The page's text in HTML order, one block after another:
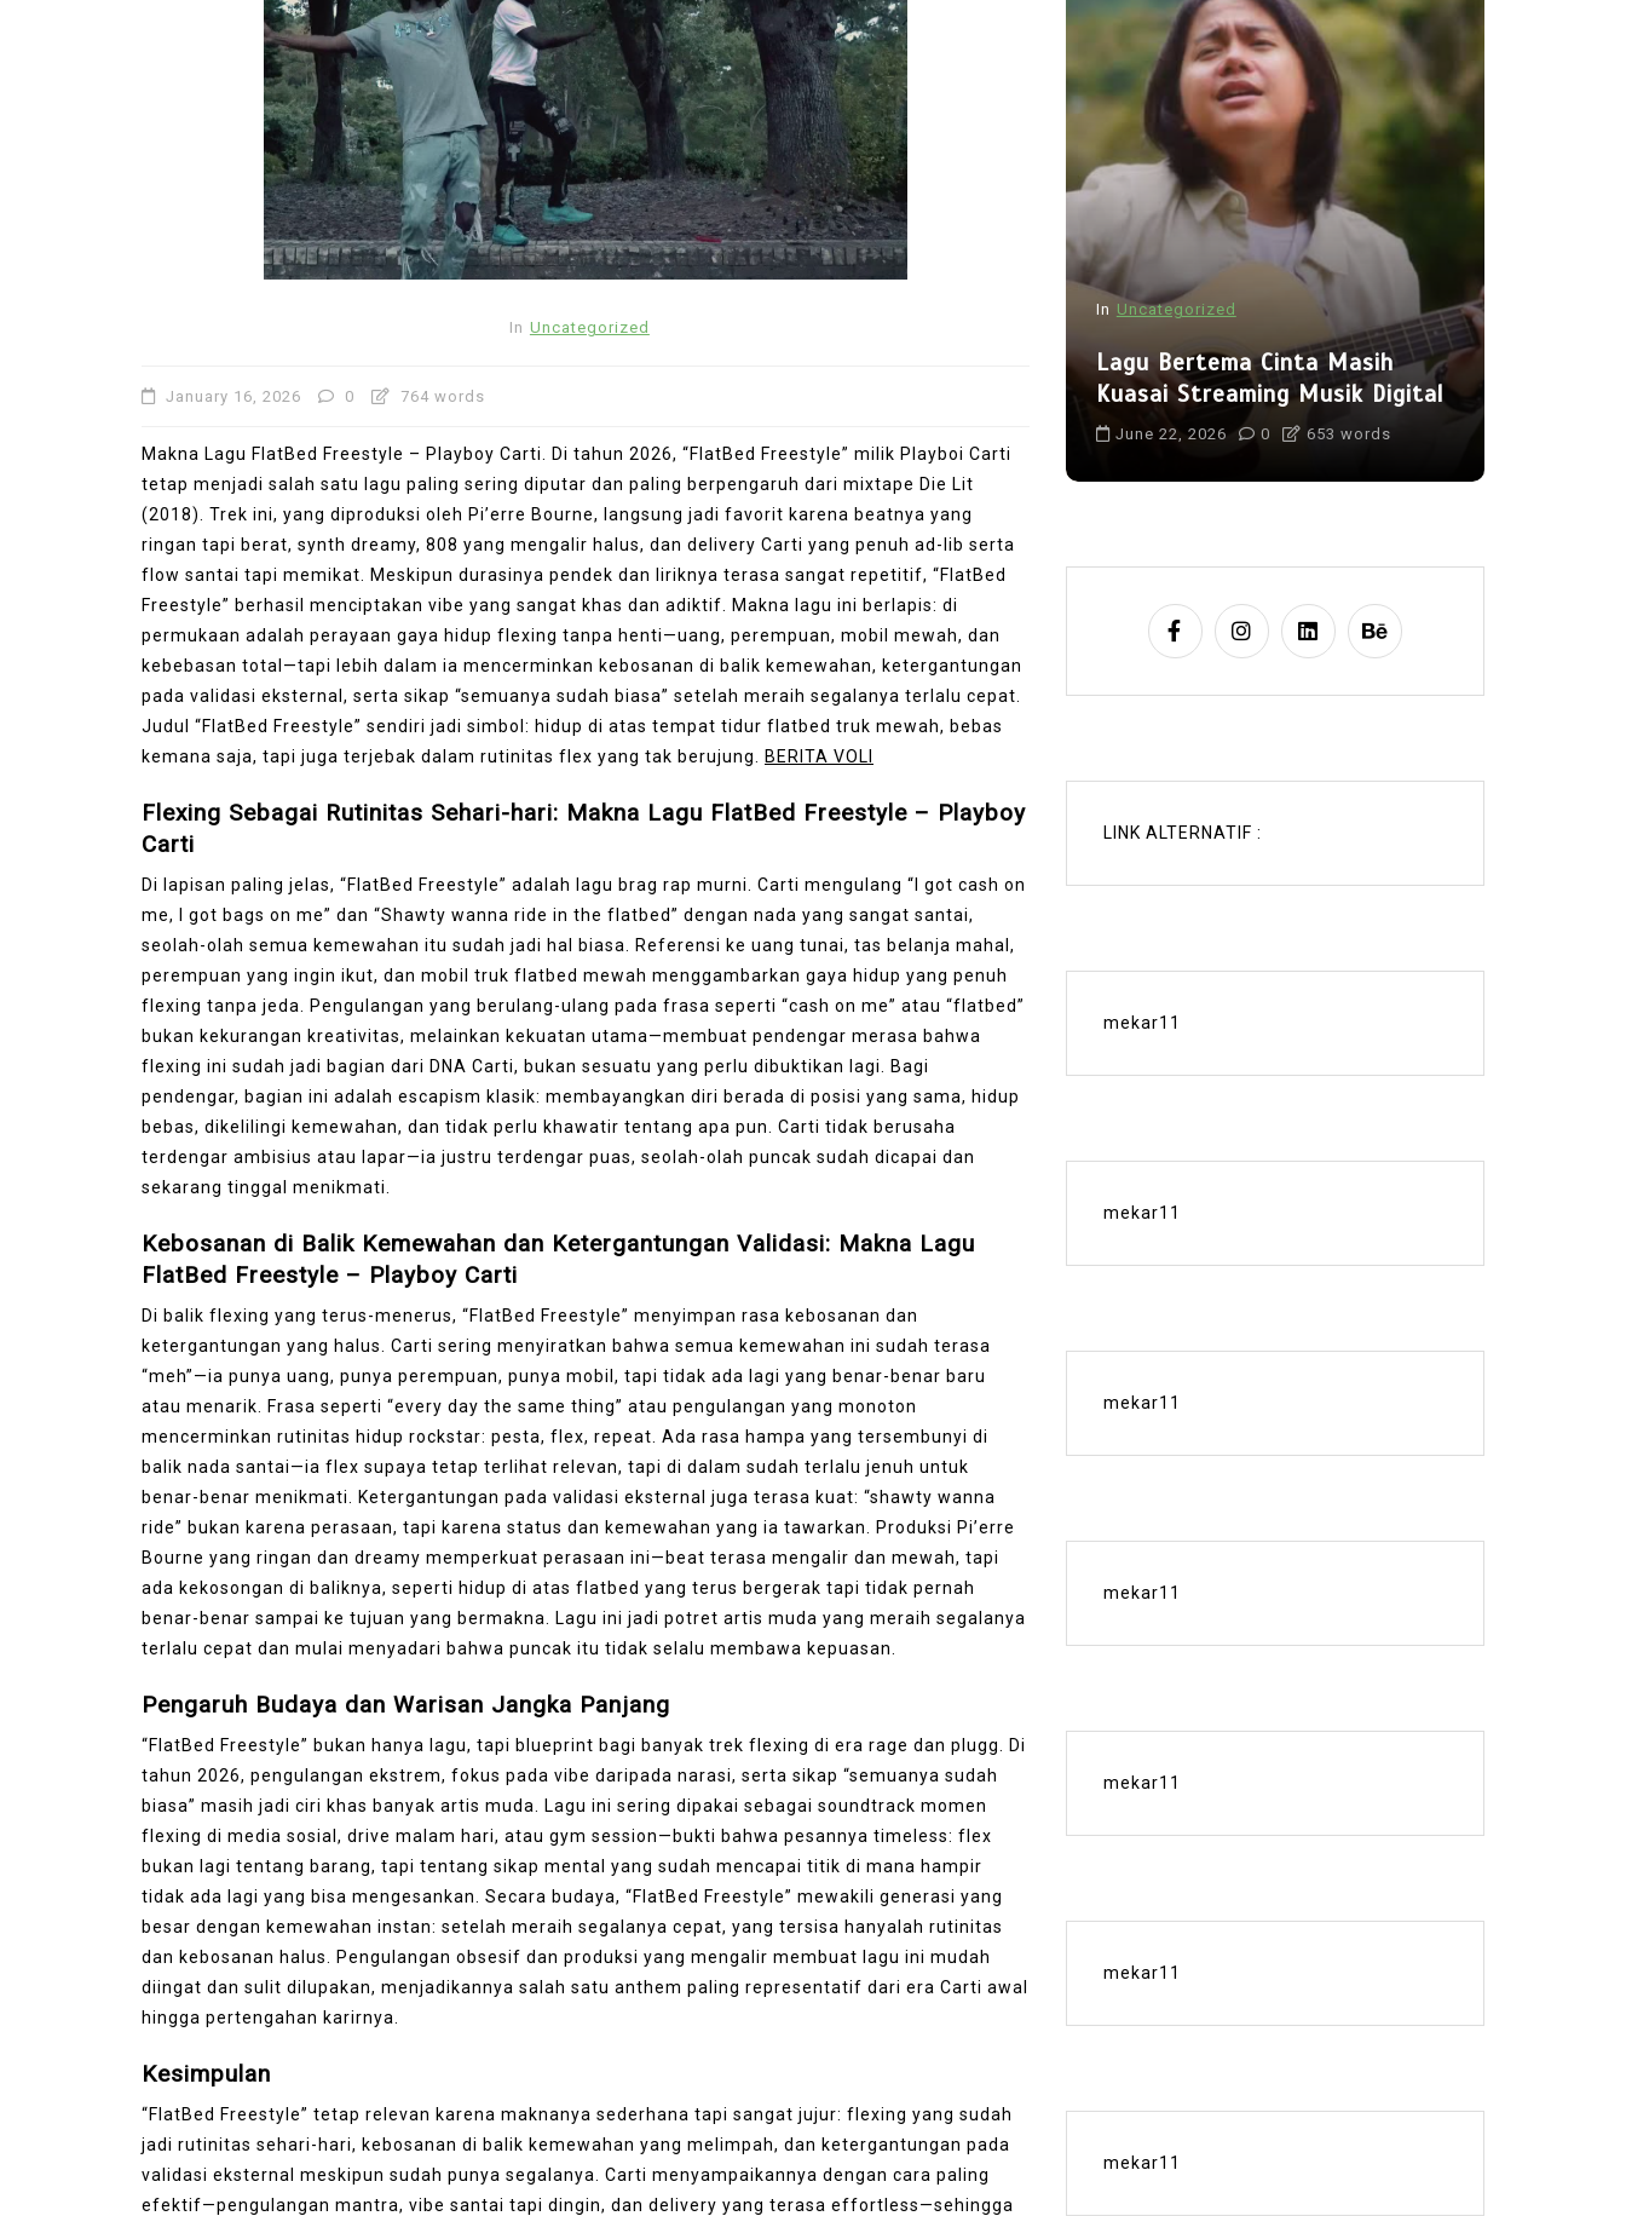
In Uncategorized
January 16, 2026 0 764 words
Makna Lagu FlatBed Freestyle – Playboy Carti. Di tahun 2026, “FlatBed Freestyle” milik Playboi Carti
tetap menjadi salah satu lagu paling sering diputar dan paling berpengaruh dari mixtape Die Lit
(2018). Trek ini, yang diproduksi oleh Pi’erre Bourne, langsung jadi favorit karena beatnya yang
ringan tapi berat, synth dreamy, 808 yang mengalir halus, dan delivery Carti yang penuh ad-lib serta
flow santai tapi memikat. Meskipun durasinya pendek dan liriknya terasa sangat repetitif, “FlatBed
Freestyle” berhasil menciptakan vibe yang sangat khas dan adiktif. Makna lagu ini berlapis: di
permukaan adalah perayaan gaya hidup flexing tanpa henti—uang, perempuan, mobil mewah, dan
kebebasan total—tapi lebih dalam ia mencerminkan kebosanan di balik kemewahan, ketergantungan
pada validasi eksternal, serta sikap “semuanya sudah biasa” setelah meraih segalanya terlalu cepat.
Judul “FlatBed Freestyle” sendiri jadi simbol: hidup di atas tempat tidur flatbed truk mewah, bebas
kemana saja, tapi juga terjebak dalam rutinitas flex yang tak berujung.
BERITA VOLI
Flexing Sebagai Rutinitas Sehari-hari: Makna Lagu FlatBed Freestyle – Playboy
Carti
Di lapisan paling jelas, “FlatBed Freestyle” adalah lagu brag rap murni. Carti mengulang “I got cash on
me, I got bags on me” dan “Shawty wanna ride in the flatbed” dengan nada yang sangat santai,
seolah-olah semua kemewahan itu sudah jadi hal biasa. Referensi ke uang tunai, tas belanja mahal,
perempuan yang ingin ikut, dan mobil truk flatbed mewah menggambarkan gaya hidup yang penuh
flexing tanpa jeda. Pengulangan yang berulang-ulang pada frasa seperti “cash on me” atau “flatbed”
bukan kekurangan kreativitas, melainkan kekuatan utama—membuat pendengar merasa bahwa
flexing ini sudah jadi bagian dari DNA Carti, bukan sesuatu yang perlu dibuktikan lagi. Bagi
pendengar, bagian ini adalah escapism klasik: membayangkan diri berada di posisi yang sama, hidup
bebas, dikelilingi kemewahan, dan tidak perlu khawatir tentang apa pun. Carti tidak berusaha
terdengar ambisius atau lapar—ia justru terdengar puas, seolah-olah puncak sudah dicapai dan
sekarang tinggal menikmati.
Kebosanan di Balik Kemewahan dan Ketergantungan Validasi: Makna Lagu
FlatBed Freestyle – Playboy Carti
Di balik flexing yang terus-menerus, “FlatBed Freestyle” menyimpan rasa kebosanan dan
ketergantungan yang halus. Carti sering menyiratkan bahwa semua kemewahan ini sudah terasa
“meh”—ia punya uang, punya perempuan, punya mobil, tapi tidak ada lagi yang benar-benar baru
atau menarik. Frasa seperti “every day the same thing” atau pengulangan yang monoton
mencerminkan rutinitas hidup rockstar: pesta, flex, repeat. Ada rasa hampa yang tersembunyi di
balik nada santai—ia flex supaya tetap terlihat relevan, tapi di dalam sudah terlalu jenuh untuk
benar-benar menikmati. Ketergantungan pada validasi eksternal juga terasa kuat: “shawty wanna
ride” bukan karena perasaan, tapi karena status dan kemewahan yang ia tawarkan. Produksi Pi’erre
Bourne yang ringan dan dreamy memperkuat perasaan ini—beat terasa mengalir dan mewah, tapi
ada kekosongan di baliknya, seperti hidup di atas flatbed yang terus bergerak tapi tidak pernah
benar-benar sampai ke tujuan yang bermakna. Lagu ini jadi potret artis muda yang meraih segalanya
terlalu cepat dan mulai menyadari bahwa puncak itu tidak selalu membawa kepuasan.
Pengaruh Budaya dan Warisan Jangka Panjang
“FlatBed Freestyle” bukan hanya lagu, tapi blueprint bagi banyak trek flexing di era rage dan plugg. Di
tahun 2026, pengulangan ekstrem, fokus pada vibe daripada narasi, serta sikap “semuanya sudah
biasa” masih jadi ciri khas banyak artis muda. Lagu ini sering dipakai sebagai soundtrack momen
flexing di media sosial, drive malam hari, atau gym session—bukti bahwa pesannya timeless: flex
bukan lagi tentang barang, tapi tentang sikap mental yang sudah mencapai titik di mana hampir
tidak ada lagi yang bisa mengesankan. Secara budaya, “FlatBed Freestyle” mewakili generasi yang
besar dengan kemewahan instan: setelah meraih segalanya cepat, yang tersisa hanyalah rutinitas
dan kebosanan halus. Pengulangan obsesif dan produksi yang mengalir membuat lagu ini mudah
diingat dan sulit dilupakan, menjadikannya salah satu anthem paling representatif dari era Carti awal
hingga pertengahan karirnya.
Kesimpulan
“FlatBed Freestyle” tetap relevan karena maknanya sederhana tapi sangat jujur: flexing yang sudah
jadi rutinitas sehari-hari, kebosanan di balik kemewahan yang melimpah, dan ketergantungan pada
validasi eksternal meskipun sudah punya segalanya. Carti menyampaikannya dengan cara paling
efektif—pengulangan mantra, vibe santai tapi dingin, dan delivery yang terasa effortless—sehingga
Kuasai Streaming Musik Digital
In Uncategorized
Lagu Bertema Cinta Masih
Kuasai Streaming Musik Digital
June 22, 2026 0 653 words
LINK ALTERNATIF :
mekar11
mekar11
mekar11
mekar11
mekar11
mekar11
mekar11